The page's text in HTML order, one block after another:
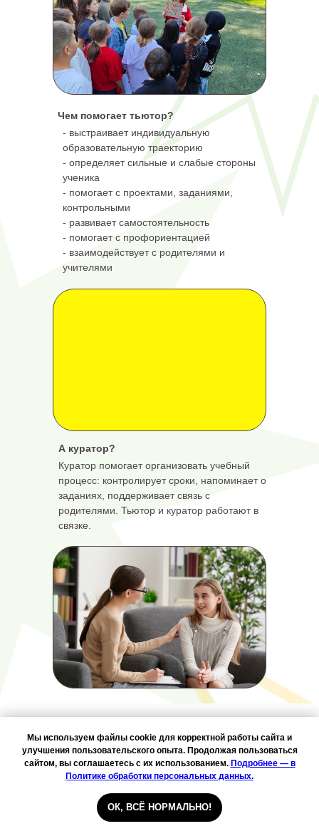
Мы используем файлы cookie для корректной работы сайта и
улучшения пользовательского опыта. Продолжая пользоваться
сайтом, вы соглашаетесь с их использованием. Подробнее — в
Политике обработки персональных данных.
ОК, ВСЁ НОРМАЛЬНО!
Чем помогает тьютор?
- выстраивает индивидуальную
образовательную траекторию
- определяет сильные и слабые стороны
ученика
- помогает с проектами, заданиями,
контрольными
- развивает самостоятельность
- помогает с профориентацией
- взаимодействует с родителями и
учителями
А куратор?
Куратор помогает организовать учебный
процесс: контролирует сроки, напоминает о
заданиях, поддерживает связь с
родителями. Тьютор и куратор работают в
связке.
ВАШИ ОТЗЫВЫ О НАС
Все на высоте!!!! Атмосфера семейная,видно ,что